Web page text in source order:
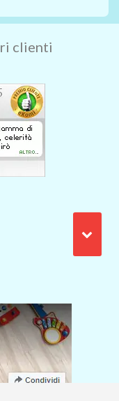
clienti